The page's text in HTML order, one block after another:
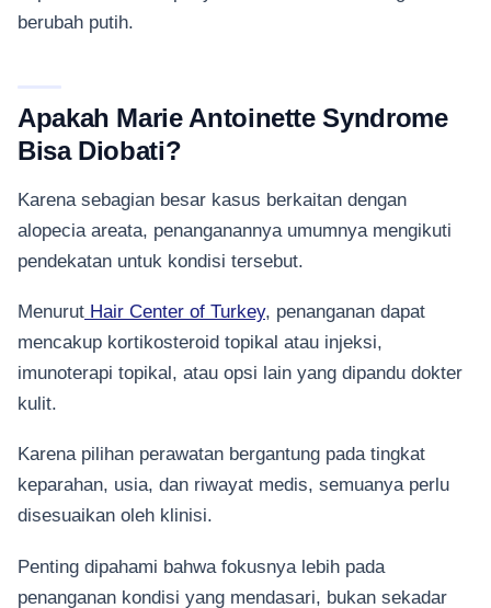
berubah putih.
Apakah Marie Antoinette Syndrome
Bisa Diobati?
Karena sebagian besar kasus berkaitan dengan
alopecia areata, penanganannya umumnya mengikuti
pendekatan untuk kondisi tersebut.
Menurut Hair Center of Turkey, penanganan dapat
mencakup kortikosteroid topikal atau injeksi,
imunoterapi topikal, atau opsi lain yang dipandu dokter
kulit.
Karena pilihan perawatan bergantung pada tingkat
keparahan, usia, dan riwayat medis, semuanya perlu
disesuaikan oleh klinisi.
Penting dipahami bahwa fokusnya lebih pada
penanganan kondisi yang mendasari, bukan sekadar